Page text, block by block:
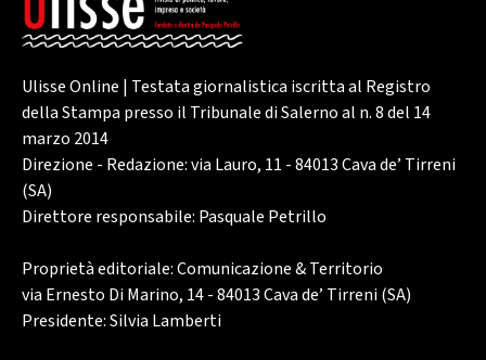
Ulisse Online | Testata giornalistica iscritta al Registro
della Stampa presso il Tribunale di Salerno al n. 8 del 14
marzo 2014
Direzione - Redazione: via Lauro, 11 - 84013 Cava de’ Tirreni
(SA)
Direttore responsabile: Pasquale Petrillo
Proprietà editoriale: Comunicazione & Territorio
via Ernesto Di Marino, 14 - 84013 Cava de’ Tirreni (SA)
Presidente: Silvia Lamberti